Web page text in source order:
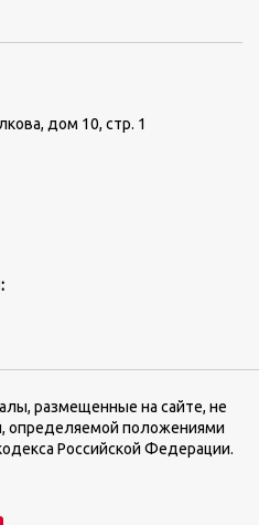
дом 10, стр. 1
размещенные на сайте, не
определяемой положениями
Российской Федерации.